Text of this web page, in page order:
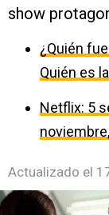
show
¿Quién
Quién es
Netflix: 5
Actualizado el